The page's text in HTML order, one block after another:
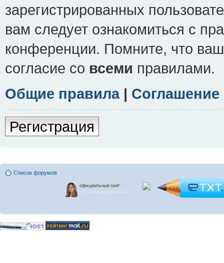
зарегистрированных
вам следует ознакомиться с
конференции. Помните, что
согласие со всеми правилами.
Общие правила|
Регистрация
Список форумов